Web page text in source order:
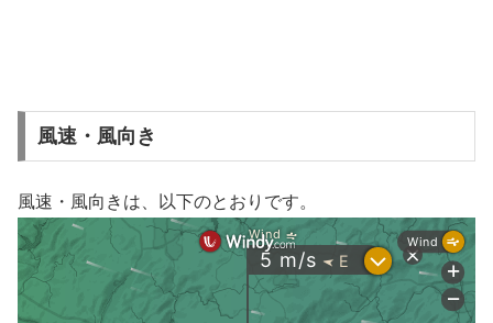
風速・風向き
風速・風向きは、以下のとおりです。